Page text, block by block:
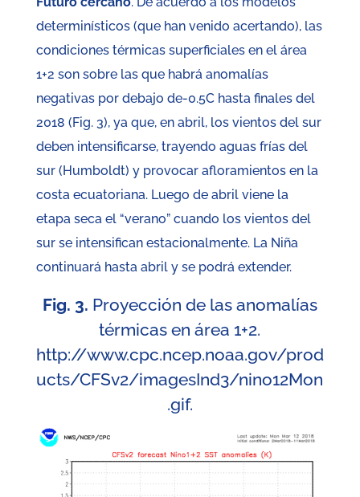
determinísticos (que han venido acertando), las
condiciones térmicas superficiales en el área
1+2 son sobre las que habrá anomalías
negativas por debajo de-0.5C hasta finales del
2018 (Fig. 3), ya que, en abril, los vientos del sur
deben intensificarse, trayendo aguas frías del
sur (Humboldt) y provocar afloramientos en la
costa ecuatoriana. Luego de abril viene la
etapa seca el “verano” cuando los vientos del
sur se intensifican estacionalmente. La Niña
continuará hasta abril y se podrá extender.
Fig. 3. Proyección de las anomalías
térmicas en área 1+2.
http://www.cpc.ncep.noaa.gov/prod
ucts/CFSv2/imagesInd3/nino12Mon
.gif.